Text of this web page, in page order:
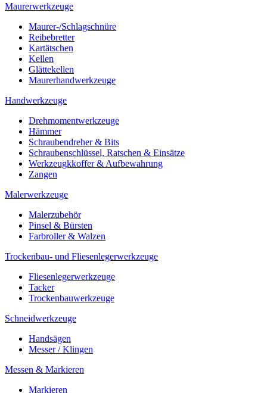
Maurerwerkzeuge
Maurer-/Schlagschnüre
Reibebretter
Kartätschen
Kellen
Glättekellen
Maurerhandwerkzeuge
Handwerkzeuge
Drehmomentwerkzeuge
Hämmer
Schraubendreher & Bits
Schraubenschlüssel, Ratschen & Einsätze
Werkzeugkkoffer & Aufbewahrung
Zangen
Malerwerkzeuge
Malerzubehör
Pinsel & Bürsten
Farbroller & Walzen
Trockenbau- und Fliesenlegerwerkzeuge
Fliesenlegerwerkzeuge
Tacker
Trockenbauwerkzeuge
Schneidwerkzeuge
Handsägen
Messer / Klingen
Messen & Markieren
Markieren